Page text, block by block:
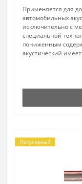
Применяется для
автомобильных
исключительно с
специальной
пониженным
акустический
Популярный